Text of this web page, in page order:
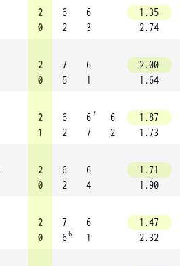
2
0
6
2
6
3
1.35
2.74
2
0
7
5
6
1
2.00
1.64
2
1
6
2
67
7
6
2
1.87
1.73
2
0
6
2
6
4
1.71
1.90
2
0
7
66
6
1
1.47
2.32